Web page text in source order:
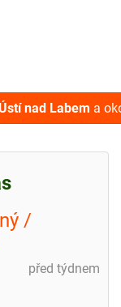
nad Labem a
/
před týdnem